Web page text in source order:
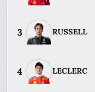
3 RUSSELL
4 LECLERC